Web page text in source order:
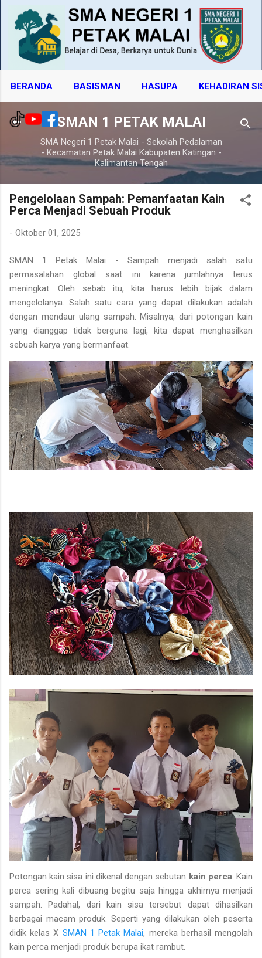
BERANDA BASISMAN HASUPA KEHADIRAN
Langsung ke konten utama
SMAN 1 PETAK MALAI
SMA Negeri 1 Petak Malai - Sekolah Pedalaman
- Kecamatan Petak Malai Kabupaten Katingan -
Kalimantan Tengah
Pengelolaan Sampah: Pemanfaatan Kain
Perca Menjadi Sebuah Produk
- Oktober 01, 2025
SMAN 1 Petak Malai - Sampah menjadi salah satu
permasalahan global saat ini karena jumlahnya terus
meningkat. Oleh sebab itu, kita harus lebih bijak dalam
mengelolanya. Salah satu cara yang dapat dilakukan adalah
dengan mendaur ulang sampah. Misalnya, dari potongan kain
yang dianggap tidak berguna lagi, kita dapat menghasilkan
sebuah karya yang bermanfaat.
Potongan kain sisa ini dikenal dengan sebutan kain perca. Kain
perca sering kali dibuang begitu saja hingga akhirnya menjadi
sampah. Padahal, dari kain sisa tersebut dapat dihasilkan
berbagai macam produk. Seperti yang dilakukan oleh peserta
didik kelas X SMAN 1 Petak Malai, mereka berhasil mengolah
kain perca menjadi produk berupa ikat rambut.